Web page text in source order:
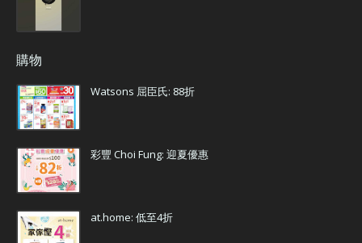
購物
Watsons 屈臣氏: 88折
彩豐 Choi Fung: 迎夏優惠
at.home: 低至4折